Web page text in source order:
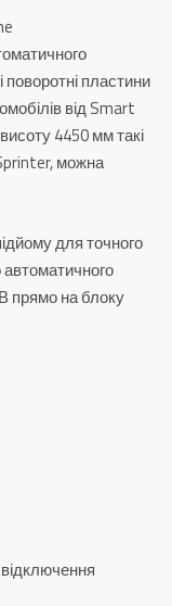
пластини
від Smart
4450 мм такі
можна
для точного
прямо на блоку